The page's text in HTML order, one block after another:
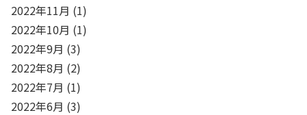
2022年11月 (1)
2022年10月 (1)
2022年9月 (3)
2022年8月 (2)
2022年7月 (1)
2022年6月 (3)